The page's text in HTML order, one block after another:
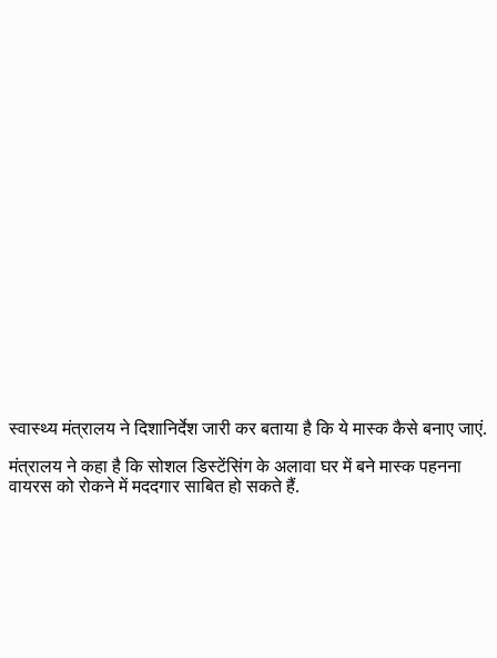
स्वास्थ्य मंत्रालय ने दिशानिर्देश जारी कर बताया है कि ये मास्क कैसे बनाए जाएं.
मंत्रालय ने कहा है कि सोशल डिस्टेंसिंग के अलावा घर में बने मास्क पहनना
वायरस को रोकने में मददगार साबित हो सकते हैं.